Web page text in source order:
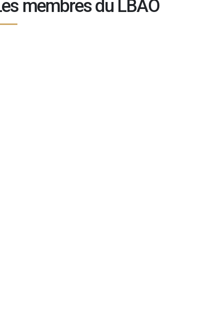
membres du LBAO